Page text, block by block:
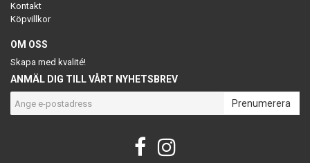
Kontakt
Köpvillkor
OM OSS
Skapa med kvalité!
ANMÄL DIG TILL VÅRT NYHETSBREV
Prenumerera